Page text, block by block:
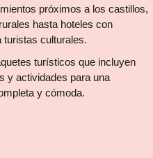
próximos a los castillos,
hasta hoteles con
turistas culturales.
turísticos que incluyen
y actividades para una
y cómoda.